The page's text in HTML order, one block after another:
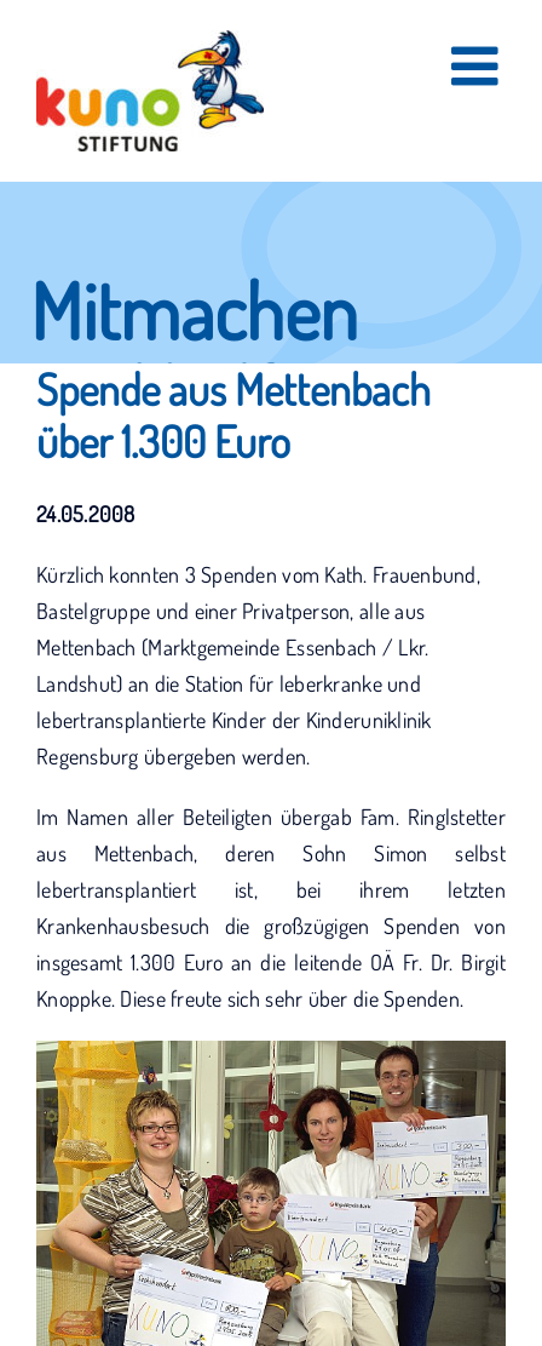
content
Mitmachen
und helfen.
Hier erfahren Sie, wie fleißige Helfer
Spende aus Mettenbach
über 1.300 Euro
24.05.2008
Kürzlich konnten 3 Spenden vom Kath. Frauenbund,
Bastelgruppe und einer Privatperson, alle aus
Mettenbach (Marktgemeinde Essenbach / Lkr.
Landshut) an die Station für leberkranke und
lebertransplantierte Kinder der Kinderuniklinik
Regensburg übergeben werden.
Im Namen aller Beteiligten übergab Fam. Ringlstetter
aus Mettenbach, deren Sohn Simon selbst
lebertransplantiert ist, bei ihrem letzten
Krankenhausbesuch die großzügigen Spenden von
insgesamt 1.300 Euro an die leitende OÄ Fr. Dr. Birgit
Knoppke. Diese freute sich sehr über die Spenden.